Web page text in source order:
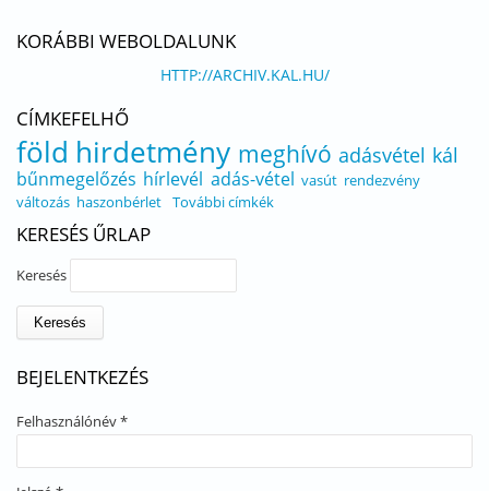
KORÁBBI WEBOLDALUNK
HTTP://ARCHIV.KAL.HU/
CÍMKEFELHŐ
föld hirdetmény meghívó adásvétel kál
bűnmegelőzés hírlevél adás-vétel vasút rendezvény
változás haszonbérlet További címkék
KERESÉS ŰRLAP
Keresés
BEJELENTKEZÉS
Felhasználónév*